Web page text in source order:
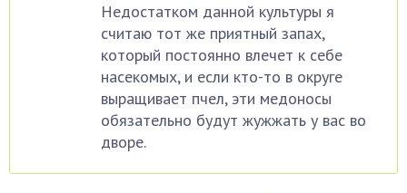
Недостатком данной культуры я
считаю тот же приятный запах,
который постоянно влечет к себе
насекомых, и если кто-то в округе
выращивает пчел, эти медоносы
обязательно будут жужжать у вас во
дворе.